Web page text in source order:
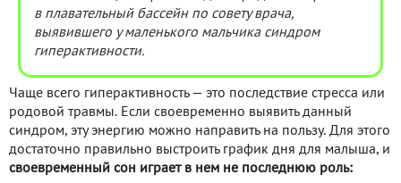
в плавательный бассейн по совету врача,
выявившего у маленького мальчика синдром
гиперактивности.
Чаще всего гиперактивность — это последствие стресса или
родовой травмы. Если своевременно выявить данный
синдром, эту энергию можно направить на пользу. Для этого
достаточно правильно выстроить график дня для малыша, и
своевременный сон играет в нем не последнюю роль: